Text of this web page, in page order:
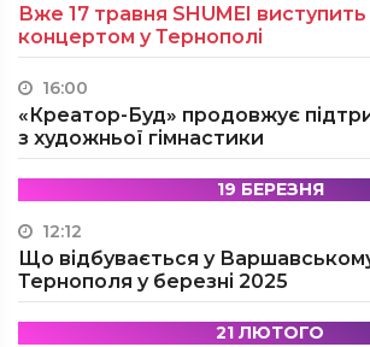
Вже 17 травня SHUMEI
концертом у Тернополі
16:00
«Креатор-Буд» продовжує
з художньої гімнастики
19 БЕРЕЗНЯ
12:12
Що відбувається у
Тернополя у березні 2025
21 ЛЮТОГО